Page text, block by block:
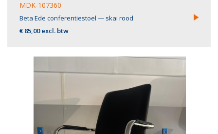
MDK-107360
Beta Ede conferentiestoel — skai rood
€ 85,00 excl. btw